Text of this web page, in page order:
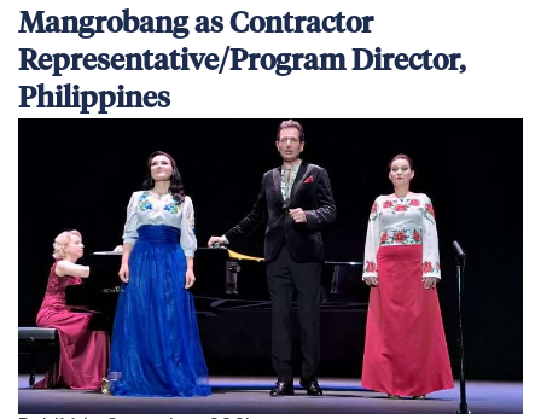
Mangrobang as Contractor
Representative/Program Director,
Philippines